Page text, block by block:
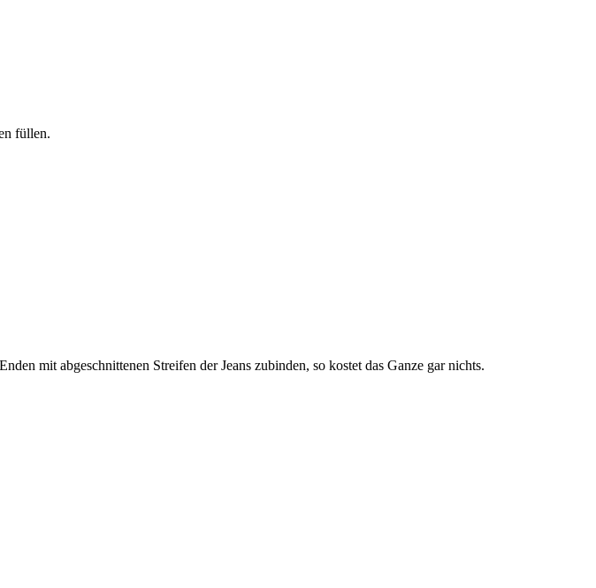
füllen.
mit abgeschnittenen Streifen der Jeans zubinden, so kostet das Ganze gar nichts.